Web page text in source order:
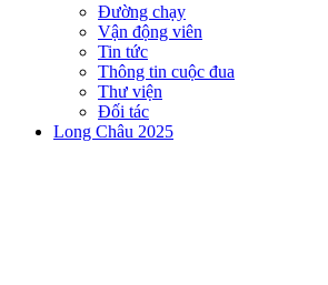
Đường chạy
Vận động viên
Tin tức
Thông tin cuộc đua
Thư viện
Đối tác
Long Châu 2025